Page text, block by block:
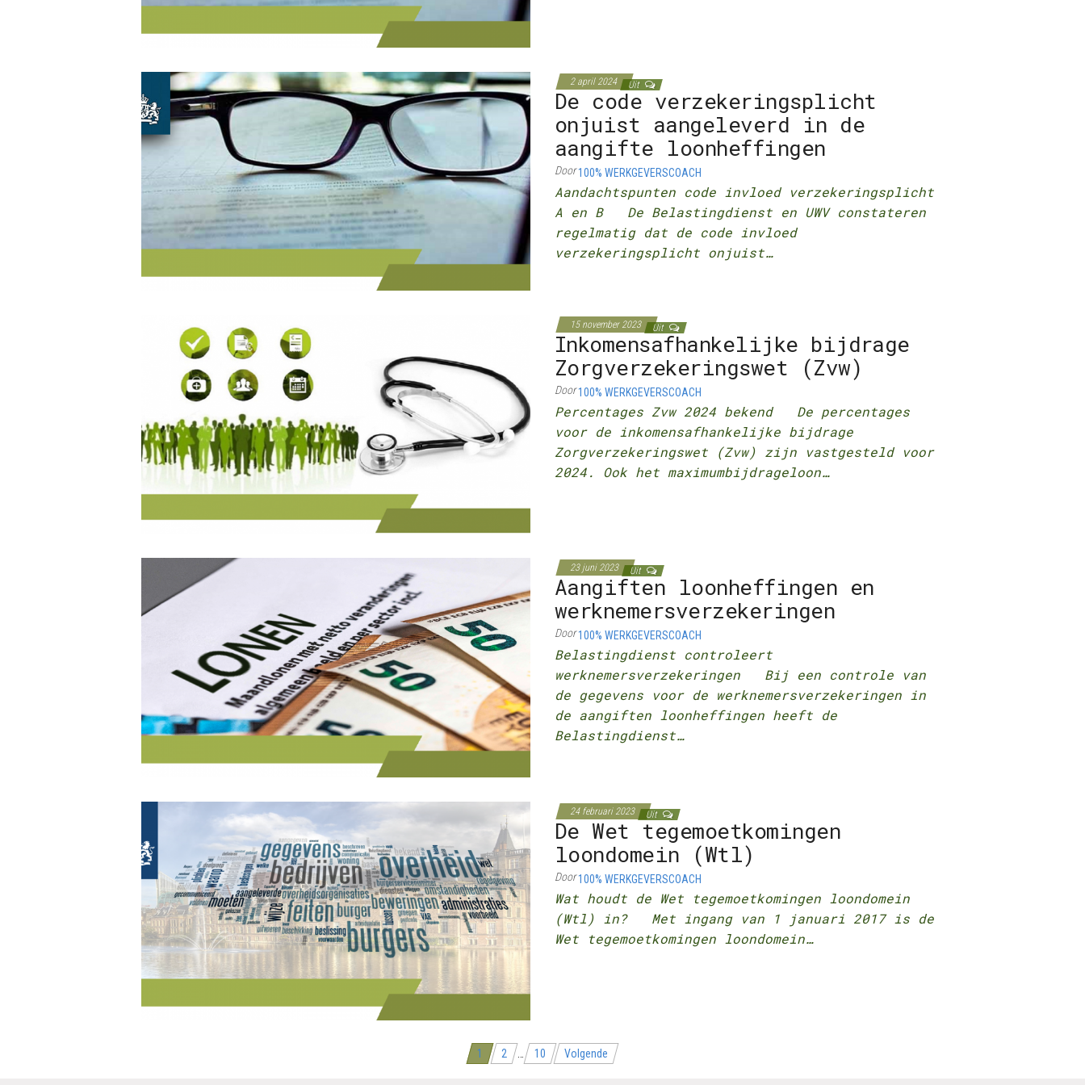
2 april 2024 Uit
De code verzekeringsplicht
onjuist aangeleverd in de
aangifte loonheffingen
Door100% WERKGEVERSCOACH
Aandachtspunten code invloed verzekeringsplicht
A en B De Belastingdienst en UWV constateren
regelmatig dat de code invloed
verzekeringsplicht onjuist…
15 november 2023 Uit
Inkomensafhankelijke bijdrage
Zorgverzekeringswet (Zvw)
Door100% WERKGEVERSCOACH
Percentages Zvw 2024 bekend De percentages
voor de inkomensafhankelijke bijdrage
Zorgverzekeringswet (Zvw) zijn vastgesteld voor
2024. Ook het maximumbijdrageloon…
23 juni 2023 Uit
Aangiften loonheffingen en
werknemersverzekeringen
Door100% WERKGEVERSCOACH
Belastingdienst controleert
werknemersverzekeringen Bij een controle van
de gegevens voor de werknemersverzekeringen in
de aangiften loonheffingen heeft de
Belastingdienst…
24 februari 2023 Uit
De Wet tegemoetkomingen
loondomein (Wtl)
Door100% WERKGEVERSCOACH
Wat houdt de Wet tegemoetkomingen loondomein
(Wtl) in? Met ingang van 1 januari 2017 is de
Wet tegemoetkomingen loondomein…
1 2 10 Volgende